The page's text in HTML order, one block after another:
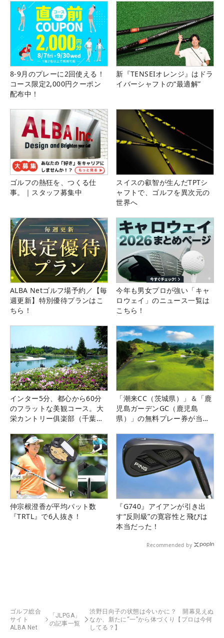
8-9月のプレーに2回使える！
コース限定2,000円クーポン
配布中！
新『TENSEIオレンジ』はドラ
イバーシャフトの“最適解”
ゴルフの熱狂を、つくる仕
事。｜スタッフ募集中
スイスの叡智が生んだTPTシ
ャフトで、ゴルフを異次元の
世界へ
ALBA Netゴルフ場予約／【毎
週更新】特別優待プランはこ
ちら！
今年も男女プロが強い「キャ
ロウェイ」のニュース一覧は
こちら！
インター5分、都心から60分
のフラットな美観コース。大
栄カントリー俱楽部（千葉
「潮来CC（茨城県）」＆「鹿
児島ガーデンGC（鹿児島
県）」の無料プレー券が当た
仲宗根澄香が平均パット数
『TRTL』で6人抜き！
『G740』アイアンが引き出
す“反則級”の寛容性と飛びは
本当だった！
Recommended by
ゴルフ総合
サイト
ALBA Net
「JLPGA」
の記事一覧
渋野日向子の状態は今いかに？ 開幕見えぬ
なか、新たに“一”から体づくり【プロは今何
してる？】